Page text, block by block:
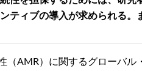
ティブの導入が求められる
（AMR）に関するグローバ